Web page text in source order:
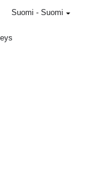
Suomi - Suomi